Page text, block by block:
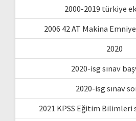
2000-2019 türkiye
2006 42 AT Makina
2020
2020-isg sınav
2020-isg sınav
2021 KPSS Eğitim Bilimleri